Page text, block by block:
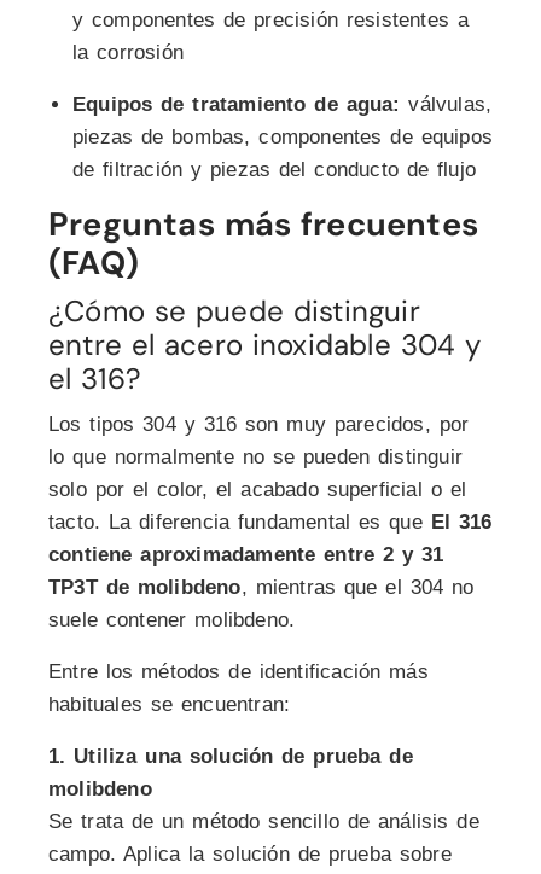
y componentes de precisión resistentes a
la corrosión
Equipos de tratamiento de agua: válvulas,
piezas de bombas, componentes de equipos
de filtración y piezas del conducto de flujo
Preguntas más frecuentes
(FAQ)
¿Cómo se puede distinguir
entre el acero inoxidable 304 y
el 316?
Los tipos 304 y 316 son muy parecidos, por
lo que normalmente no se pueden distinguir
solo por el color, el acabado superficial o el
tacto. La diferencia fundamental es que El 316
contiene aproximadamente entre 2 y 31
TP3T de molibdeno, mientras que el 304 no
suele contener molibdeno.
Entre los métodos de identificación más
habituales se encuentran:
1. Utiliza una solución de prueba de
molibdeno
Se trata de un método sencillo de análisis de
campo. Aplica la solución de prueba sobre